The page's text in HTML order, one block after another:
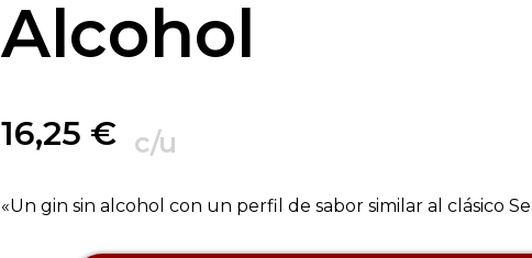
Alcohol
16,25 € c/u
«Un gin sin alcohol con un perfil de sabor similar al clásico